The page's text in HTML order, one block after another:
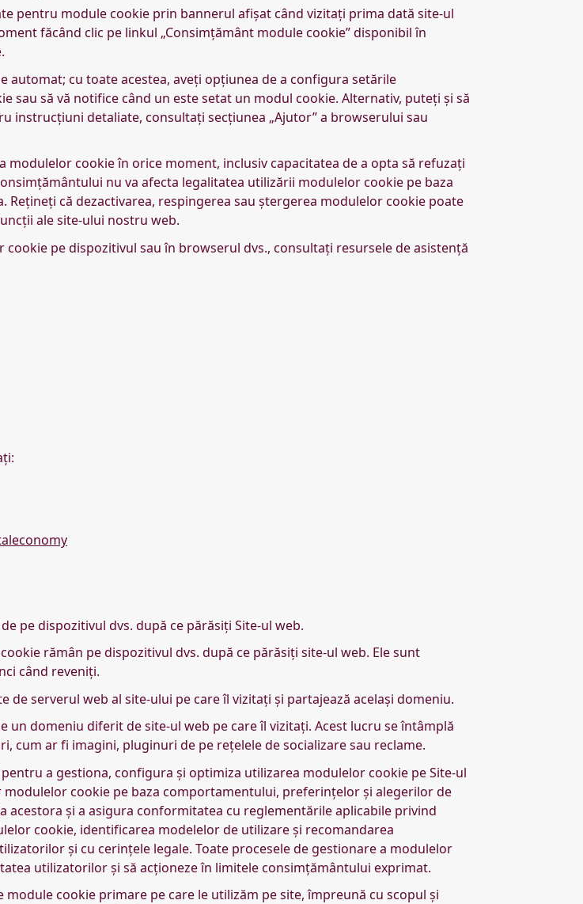
pentru module cookie prin bannerul afișat când vizitați prima dată site-ul
făcând clic pe linkul „Consimțământ module cookie” disponibil în
cu toate acestea, aveți opțiunea de a configura setările
sau să vă notifice când un este setat un modul cookie. Alternativ, puteți și să
instrucțiuni detaliate, consultați secțiunea „Ajutor” a browserului sau
cookie în orice moment, inclusiv capacitatea de a opta să refuzați
nu va afecta legalitatea utilizării modulelor cookie pe baza
că dezactivarea, respingerea sau ștergerea modulelor cookie poate
ale site-ului nostru web.
pe dispozitivul sau în browserul dvs., consultați resursele de asistență
pe dispozitivul dvs. după ce părăsiți Site-ul web.
rămân pe dispozitivul dvs. după ce părăsiți site-ul web. Ele sunt
când reveniți.
de serverul web al site-ului pe care îl vizitați și partajează același domeniu.
un domeniu diferit de site-ul web pe care îl vizitați. Acest lucru se întâmplă
cum ar fi imagini, pluginuri de pe rețelele de socializare sau reclame.
a gestiona, configura și optimiza utilizarea modulelor cookie pe Site-ul
cookie pe baza comportamentului, preferințelor și alegerilor de
și a asigura conformitatea cu reglementările aplicabile privind
cookie, identificarea modelelor de utilizare și recomandarea
și cu cerințele legale. Toate procesele de gestionare a modulelor
utilizatorilor și să acționeze în limitele consimțământului exprimat.
cookie primare pe care le utilizăm pe site, împreună cu scopul şi